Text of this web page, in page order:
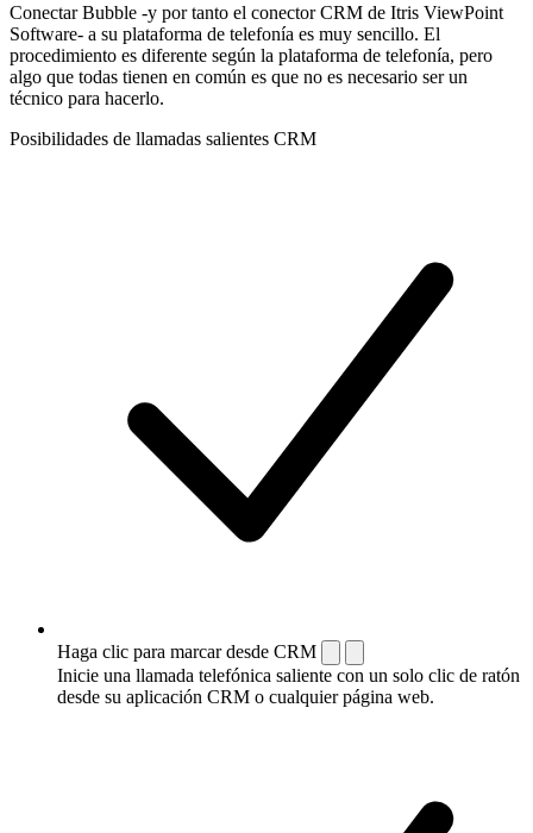
Conectar Bubble -y por tanto el conector CRM de Itris ViewPoint
Software- a su plataforma de telefonía es muy sencillo. El
procedimiento es diferente según la plataforma de telefonía, pero
algo que todas tienen en común es que no es necesario ser un
técnico para hacerlo.
Posibilidades de llamadas salientes CRM
Haga clic para marcar desde CRM
Inicie una llamada telefónica saliente con un solo clic de ratón
desde su aplicación CRM o cualquier página web.